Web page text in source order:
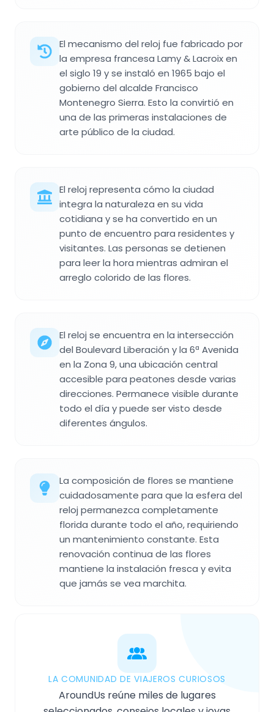
El mecanismo del reloj fue fabricado por
la empresa francesa Lamy & Lacroix en
el siglo 19 y se instaló en 1965 bajo el
gobierno del alcalde Francisco
Montenegro Sierra. Esto la convirtió en
una de las primeras instalaciones de
arte público de la ciudad.
El reloj representa cómo la ciudad
integra la naturaleza en su vida
cotidiana y se ha convertido en un
punto de encuentro para residentes y
visitantes. Las personas se detienen
para leer la hora mientras admiran el
arreglo colorido de las flores.
El reloj se encuentra en la intersección
del Boulevard Liberación y la 6ª Avenida
en la Zona 9, una ubicación central
accesible para peatones desde varias
direcciones. Permanece visible durante
todo el día y puede ser visto desde
diferentes ángulos.
La composición de flores se mantiene
cuidadosamente para que la esfera del
reloj permanezca completamente
florida durante todo el año, requiriendo
un mantenimiento constante. Esta
renovación continua de las flores
mantiene la instalación fresca y evita
que jamás se vea marchita.
LA COMUNIDAD DE VIAJEROS CURIOSOS
AroundUs reúne miles de lugares